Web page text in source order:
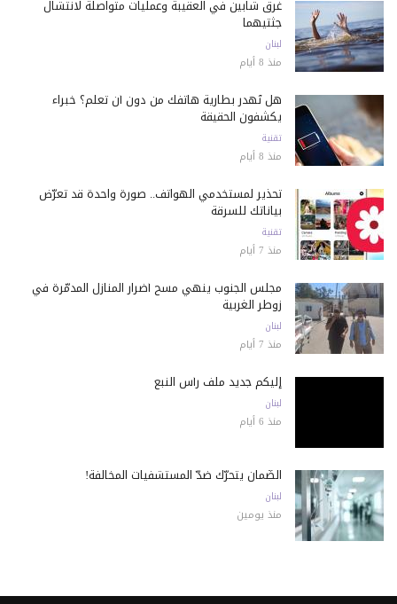
غرق شابين في العقيبة وعمليات متواصلة لانتشال
جثتيهما
لبنان
منذ 8 أيام
هل تُهدر بطارية هاتفك من دون أن تعلم؟ خبراء
يكشفون الحقيقة
تقنية
منذ 8 أيام
تحذير لمستخدمي الهواتف.. صورة واحدة قد تعرّض
بياناتك للسرقة
تقنية
منذ 7 أيام
مجلس الجنوب ينهي مسح أضرار المنازل المدمّرة في
زوطر الغربية
لبنان
منذ 7 أيام
إليكم جديد ملف رأس النبع
لبنان
منذ 6 أيام
الضّمان يتحرّك ضدّ المستشفيات المخالفة!
لبنان
منذ يومين